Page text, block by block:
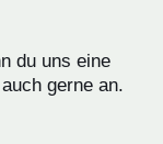
du uns eine
gerne an.